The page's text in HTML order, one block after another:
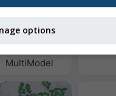
MultiModel
options